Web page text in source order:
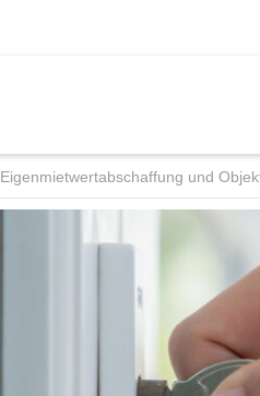
Eigenmietwertabschaffung und